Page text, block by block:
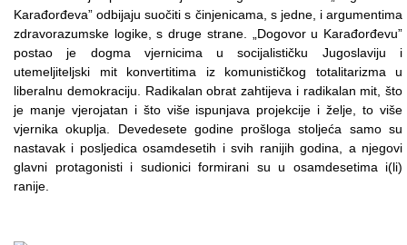
Karađorđeva” odbijaju suočiti s činjenicama, s jedne, i argumentima
zdravorazumske logike, s druge strane. „Dogovor u Karađorđevu”
postao je dogma vjernicima u socijalističku Jugoslaviju i
utemeljiteljski mit konvertitima iz komunističkog totalitarizma u
liberalnu demokraciju. Radikalan obrat zahtijeva i radikalan mit, što
je manje vjerojatan i što više ispunjava projekcije i želje, to više
vjernika okuplja. Devedesete godine prošloga stoljeća samo su
nastavak i posljedica osamdesetih i svih ranijih godina, a njegovi
glavni protagonisti i sudionici formirani su u osamdesetima i(li)
ranije.